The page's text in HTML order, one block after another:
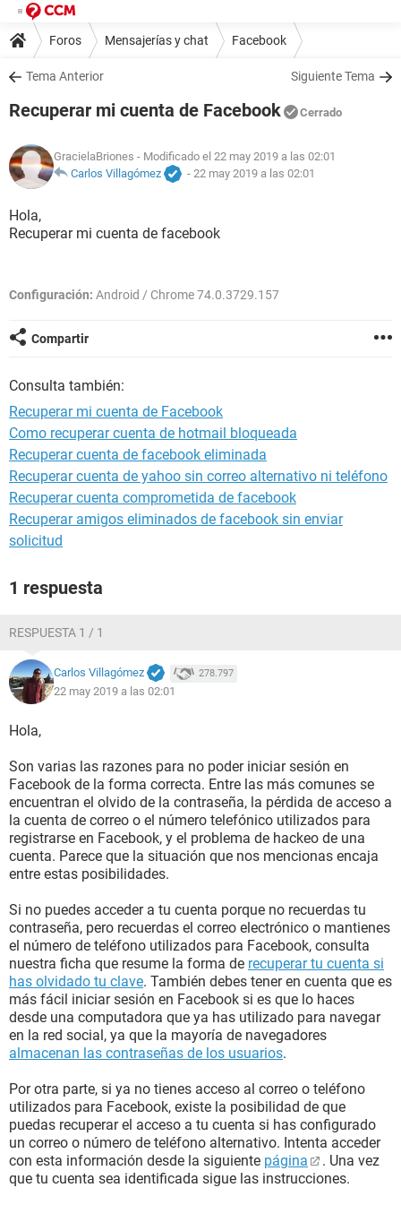
Foros Mensajerías y chat Facebook
Tema Anterior Siguiente Tema
Recuperar mi cuenta de Facebook Cerrado
GracielaBriones - Modificado el 22 may 2019 a las 02:01
Carlos Villagómez
- 22 may 2019 a las 02:01
Hola,
Recuperar mi cuenta de facebook
Configuración: Android / Chrome 74.0.3729.157
Compartir
Consulta también:
Recuperar mi cuenta de Facebook
Como recuperar cuenta de hotmail bloqueada
Recuperar cuenta de facebook eliminada
Recuperar cuenta de yahoo sin correo alternativo ni teléfono
Recuperar cuenta comprometida de facebook
Recuperar amigos eliminados de facebook sin enviar
solicitud
1 respuesta
RESPUESTA 1 / 1
Carlos Villagómez 278.797
22 may 2019 a las 02:01
Hola,
Son varias las razones para no poder iniciar sesión en
Facebook de la forma correcta. Entre las más comunes se
encuentran el olvido de la contraseña, la pérdida de acceso a
la cuenta de correo o el número telefónico utilizados para
registrarse en Facebook, y el problema de hackeo de una
cuenta. Parece que la situación que nos mencionas encaja
entre estas posibilidades.
Si no puedes acceder a tu cuenta porque no recuerdas tu
contraseña, pero recuerdas el correo electrónico o mantienes
el número de teléfono utilizados para Facebook, consulta
nuestra ficha que resume la forma de recuperar tu cuenta si
has olvidado tu clave. También debes tener en cuenta que es
más fácil iniciar sesión en Facebook si es que lo haces
desde una computadora que ya has utilizado para navegar
en la red social, ya que la mayoría de navegadores
almacenan las contraseñas de los usuarios.
Por otra parte, si ya no tienes acceso al correo o teléfono
utilizados para Facebook, existe la posibilidad de que
puedas recuperar el acceso a tu cuenta si has configurado
un correo o número de teléfono alternativo. Intenta acceder
con esta información desde la siguiente página
. Una vez
que tu cuenta sea identificada sigue las instrucciones.